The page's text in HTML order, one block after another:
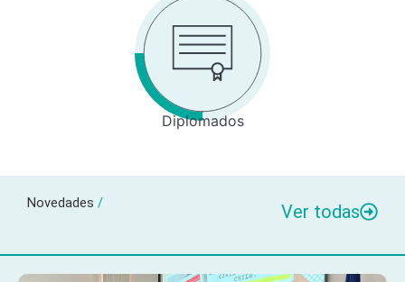
Diplomados
Novedades / Ver todas